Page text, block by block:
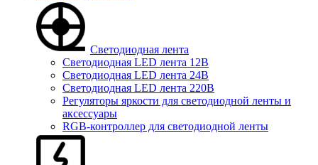
Светодиодная лента
Светодиодная LED лента 12В
Светодиодная LED лента 24В
Светодиодная LED лента 220В
Регуляторы яркости для светодиодной ленты и
аксессуары
RGB-контроллер для светодиодной ленты